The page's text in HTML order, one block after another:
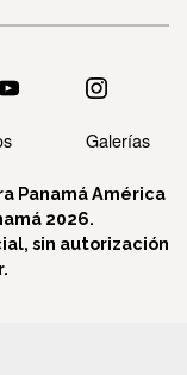
Galerías
Panamá América
2026.
sin autorización